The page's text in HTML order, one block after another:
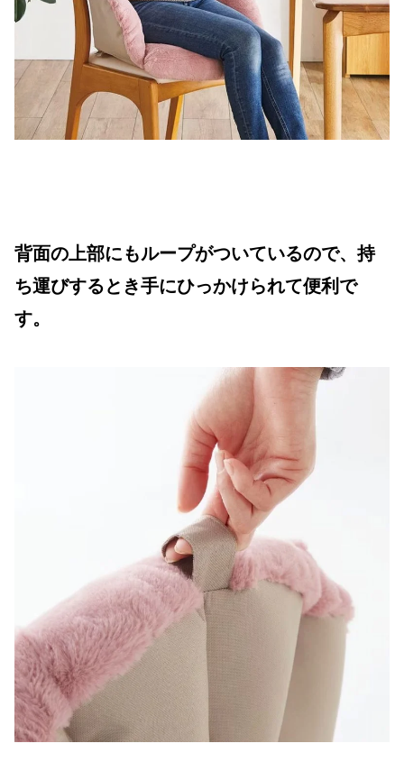
背面の上部にもループがついているので、持
ち運びするとき手にひっかけられて便利で
す。